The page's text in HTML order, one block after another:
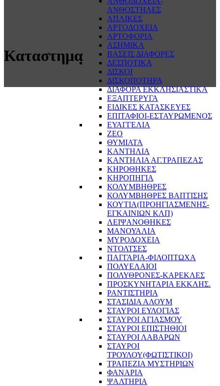
ΑΝΘΟΣΤΗΛΕΣ
ΑΠΛΙΚΕΣ
ΑΡΤΟΔΟΧΕΙΑ
ΑΡΤΟΦΟΡΙΑ
ΑΣΗΜΙΚΑ
ΒΑΣΕΙΣ ΔΙΑΦΟΡΕΣ
ΔΕΣΠΟΤΙΚΑ
ΔΙΣΚΟΙ
ΔΙΣΚΟΠΟΤΗΡΑ
ΔΙΑΦΟΡΑ ΕΚΚΛΗΣΙΑΣΤΙΚΑ
ΕΞΑΠΤΕΡΥΓΑ
ΕΙΔΙΚΕΣ ΚΑΤΑΣΚΕΥΕΣ
ΕΠΙΤΑΦΙΟΙ-ΕΣΤΑΥΡΩΜΕΝΟΣ
ΕΥΑΓΓΕΛΙΑ
ΖΕΟ
ΘΥΜΙΑΤΑ
ΚΑΝΤΗΛΙΑ
ΚΑΝΤΗΛΙΑ ΑΓ.ΤΡΑΠΕΖΑΣ
ΚΗΡΟΘΗΚΕΣ
ΚΗΡΟΠΗΓΙΑ
ΚΟΛΥΜΒΗΘΡΕΣ
ΚΟΛΥΜΒΗΘΡΕΣ ΒΑΠΤΙΣΗΣ
ΚΟΥΤΙΑ(ΠΡΟΗΓΙΑΣΜΕΝΗΣ-
ΕΓΚΑΙΝΙΩΝ ΚΛΠ)
ΛΕΙΨΑΝΟΘΗΚΕΣ
ΜΑΝΟΥΑΛΙΑ
ΜΥΡΟΔΟΧΕΙΑ
ΝΤΟΛΤΣΕΣ
ΠΑΓΓΑΡΙΑ-ΦΙΛΟΠΤΩΧΑ
ΠΟΛΥΕΛΑΙΟΙ
ΠΟΛΥΘΡΟΝΕΣ-ΚΑΡΕΚΛΕΣ
ΠΡΟΣΚΥΝΗΤΑΡΙΑ ΕΚΚΛΗΣ.
ΡΑΝΤΙΣΤΗΡΙΑ
ΣΤΑΣΙΔΙΑ ΑΛΟΥΜ
ΣΤΑΥΡΟΙ ΕΥΛΟΓΙΑΣ
ΣΤΑΥΡΟΙ ΑΓΙΑΣΜΟΥ
ΣΤΑΥΡΟΙ ΕΠΙΣΤΗΘΙΟΙ
ΣΤΑΥΡΟΙ ΛΑΒΑΡΩΝ
ΣΤΑΥΡΟΙ
ΤΡΟΥΛΟΥ(ΦΩΤΙΣΤΙΚΟΙ)
ΤΡΑΠΕΖΙΑ ΜΥΣΤΗΡΙΩΝ
ΦΑΝΑΡΙΑ
ΨΑΛΤΗΡΙΑ
Καταστημα